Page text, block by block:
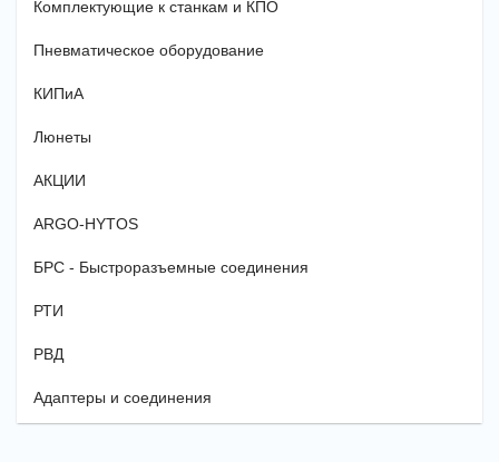
Комплектующие к станкам и КПО
Пневматическое оборудование
КИПиА
Люнеты
АКЦИИ
ARGO-HYTOS
БРС - Быстроразъемные соединения
РТИ
РВД
Адаптеры и соединения